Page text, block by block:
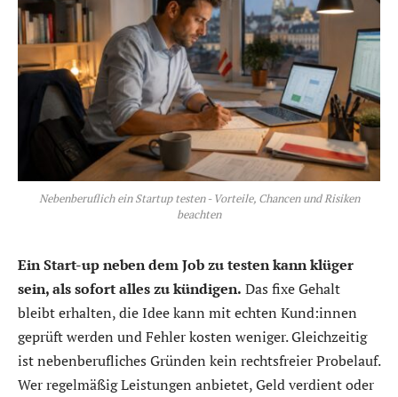
Nebenberuflich ein Startup testen - Vorteile, Chancen und Risiken
beachten
Ein Start-up neben dem Job zu testen kann klüger
sein, als sofort alles zu kündigen. Das fixe Gehalt
bleibt erhalten, die Idee kann mit echten Kund:innen
geprüft werden und Fehler kosten weniger. Gleichzeitig
ist nebenberufliches Gründen kein rechtsfreier Probelauf.
Wer regelmäßig Leistungen anbietet, Geld verdient oder